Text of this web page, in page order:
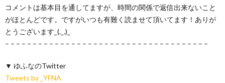
コメントは基本目を通してますが、時間の関係で返信出来ないこと
がほとんどです。ですがいつも有難く読ませて頂いてます！ありが
とうございます_(._.)_
– – – – – – – – – – – – – – – – – – – – – – – – – – – – – – – – – – – – –
▼ ゆふなのTwitter
Tweets by _YFNA